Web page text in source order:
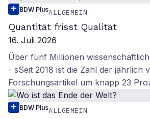
BDW PlusALLGEMEIN
Quantität frisst Qualität
16. Juli 2026
Über fünf Millionen
- sSeit 2018 ist die Zahl der jährlich
Forschungsartikel um knapp 23
BDW PlusALLGEMEIN